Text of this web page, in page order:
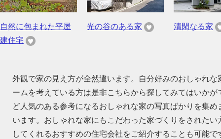
自然に包まれた平屋
建住宅
光の谷のある家 清閑なる家
外観で家の見え方が全然違います。自分好みのおしゃれ
ームを考えている方は是非こちらから探してみてはいか
ど人気のある参考になるおしゃれな家の写真ばかりを集
います。おしゃれな家にもこだわった家づくりをされた
してくれるおすすめの住宅会社をご紹介することも可能で